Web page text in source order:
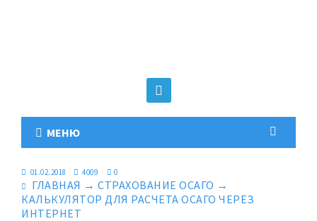
МЕНЮ
01.02.2018 4009 0
ГЛАВНАЯ → СТРАХОВАНИЕ ОСАГО →
КАЛЬКУЛЯТОР ДЛЯ РАСЧЕТА ОСАГО ЧЕРЕЗ
ИНТЕРНЕТ